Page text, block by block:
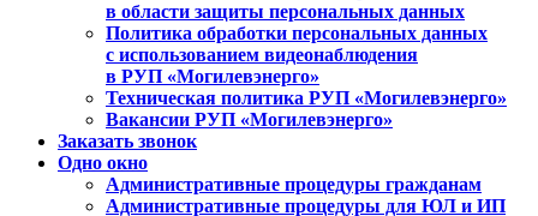
в области защиты персональных данных
Политика обработки персональных данных
с использованием видеонаблюдения
в РУП «Могилевэнерго»
Техническая политика РУП «Могилевэнерго»
Вакансии РУП «Могилевэнерго»
Заказать звонок
Одно окно
Административные процедуры гражданам
Административные процедуры для ЮЛ и ИП